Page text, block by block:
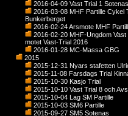
2016-04-09 Vast Trial 1 Sotenas
2016-03-08 MHF Partille Cykel
Bunkerberget
2016-02-24 Arsmote MHF
2016-02-20 MHF-Ungdom Vast
motet Vast-Trial 2016
2016-01-28 MC-Massa GBG
2015
2015-12-31 Nyars stafetten
2015-11-08 Farsdags Trial
2015-10-30 Kasjo Trial
2015-10-10 Vast Trial 8 och
2015-10-04 Lag SM Partille
2015-10-03 SM6 Partille
2015-09-27 SM5 Sotenas